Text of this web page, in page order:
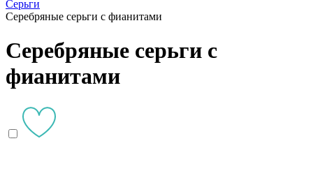
Серьги
Серебряные серьги с фианитами
Серебряные серьги с
фианитами